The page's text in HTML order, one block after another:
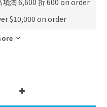
項滿 6,600 折 600 on order
$10,000 on order